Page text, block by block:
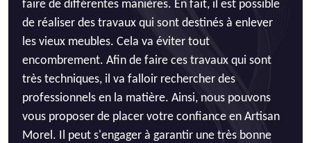
faire de différentes manières. En fait, il est possible
de réaliser des travaux qui sont destinés à enlever
les vieux meubles. Cela va éviter tout
encombrement. Afin de faire ces travaux qui sont
très techniques, il va falloir rechercher des
professionnels en la matière. Ainsi, nous pouvons
vous proposer de placer votre confiance en Artisan
Morel. Il peut s'engager à garantir une très bonne